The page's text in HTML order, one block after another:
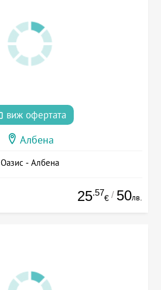
виж офертата
Албена
Оазис - Албена
25.57
€ / 50лв.